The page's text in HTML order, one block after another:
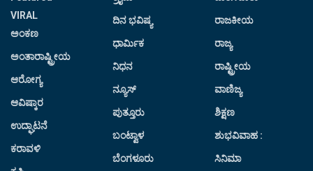
VIRAL
ಅಂಕಣ
ಅಂತಾರಾಷ್ಟ್ರೀಯ
ಆರೋಗ್ಯ
ಆವಿಷ್ಕಾರ
ಉದ್ಘಾಟನೆ
ಕರಾವಳಿ
ದಿನ ಭವಿಷ್ಯ
ಧಾರ್ಮಿಕ
ನಿಧನ
ನ್ಯೂಸ್
ಪುತ್ತೂರು
ಬಂಟ್ವಾಳ
ಬೆಂಗಳೂರು
ರಾಜಕೀಯ
ರಾಜ್ಯ
ರಾಷ್ಟ್ರೀಯ
ವಾಣಿಜ್ಯ
ಶಿಕ್ಷಣ
ಶುಭವಿವಾಹ :
ಸಿನಿಮಾ